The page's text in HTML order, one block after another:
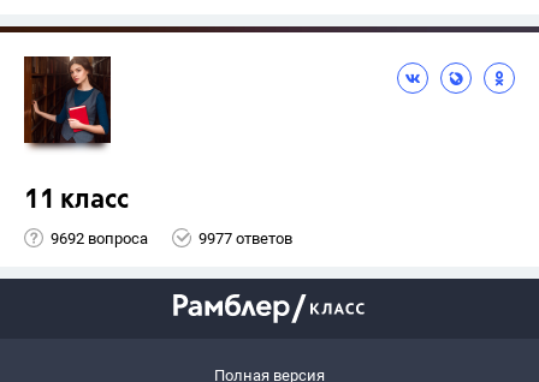
11 класс
9692 вопроса 9977 ответов
Полная версия